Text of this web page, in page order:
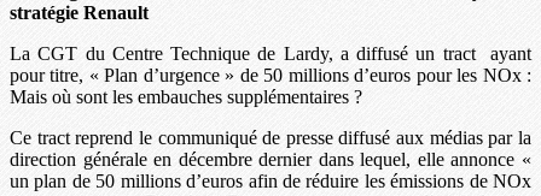
stratégie Renault
La CGT du Centre Technique de Lardy, a diffusé un tract ayant
pour titre, « Plan d’urgence » de 50 millions d’euros pour les NOx :
Mais où sont les embauches supplémentaires ?
Ce tract reprend le communiqué de presse diffusé aux médias par la
direction générale en décembre dernier dans lequel, elle annonce «
un plan de 50 millions d’euros afin de réduire les émissions de NOx